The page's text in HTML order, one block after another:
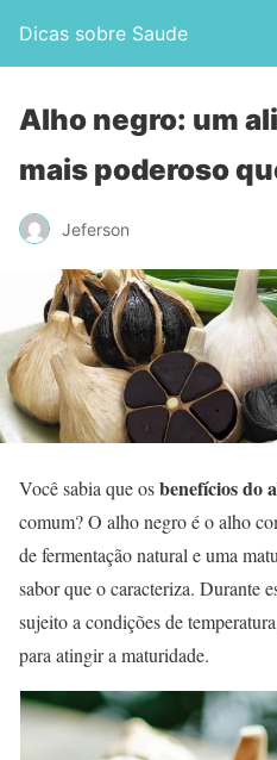
Dicas sobre Saude
Alho negro: um
mais poderoso
Jeferson
Você sabia que osbenefícios do
comum? O alho negro é o alho
de fermentação natural e uma
sabor que o caracteriza. Durante
sujeito a condições de
para atingir a maturidade.